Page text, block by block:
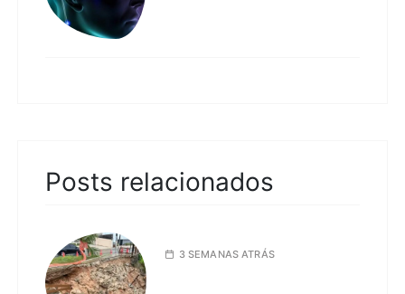
Posts relacionados
3 SEMANAS ATRÁS